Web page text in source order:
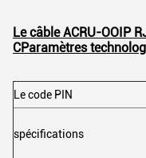
Le câble ACRU-OOIP
CParamètres
Le code PIN
spécifications